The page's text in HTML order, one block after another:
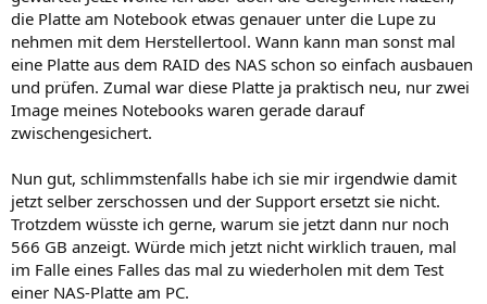
die Platte am Notebook etwas genauer unter die Lupe zu
nehmen mit dem Herstellertool. Wann kann man sonst mal
eine Platte aus dem RAID des NAS schon so einfach ausbauen
und prüfen. Zumal war diese Platte ja praktisch neu, nur zwei
Image meines Notebooks waren gerade darauf
zwischengesichert.
Nun gut, schlimmstenfalls habe ich sie mir irgendwie damit
jetzt selber zerschossen und der Support ersetzt sie nicht.
Trotzdem wüsste ich gerne, warum sie jetzt dann nur noch
566 GB anzeigt. Würde mich jetzt nicht wirklich trauen, mal
im Falle eines Falles das mal zu wiederholen mit dem Test
einer NAS-Platte am PC.